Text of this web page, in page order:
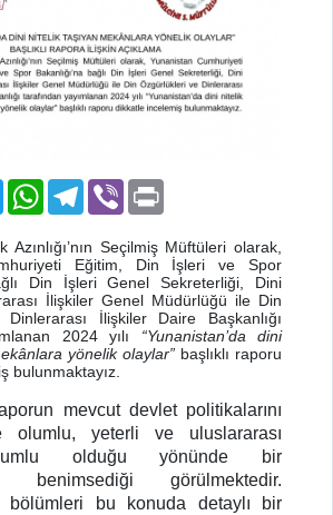
TwitterWhatsAppTelegram
Viber
Azınlığı’nın Seçilmiş Müftüleri olarak,
Eğitim, Din İşleri ve Spor
Din İşleri Genel Sekreterliği, Dini
İlişkiler Genel Müdürlüğü ile Din
İlişkiler Daire Başkanlığı
2024 yılı “Yunanistan’da dini
yönelik olaylar” başlıklı raporu
bulunmaktayız.
mevcut devlet politikalarını
olumlu, yeterli ve uluslararası
olduğu yönünde bir
benimsediği görülmektedir.
bölümleri bu konuda detaylı bir